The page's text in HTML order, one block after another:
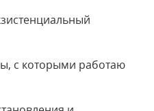
с которыми работаю